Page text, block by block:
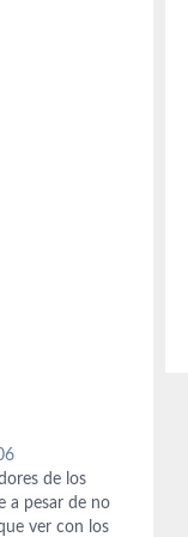
de los
a pesar de no
ver con los